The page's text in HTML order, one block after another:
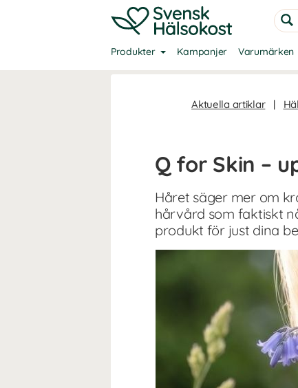
Produkter Kampanjer Varumärken
Aktuella artiklar |
Q for Skin –
Håret säger mer om
hårvård som faktiskt
produkt för just dina